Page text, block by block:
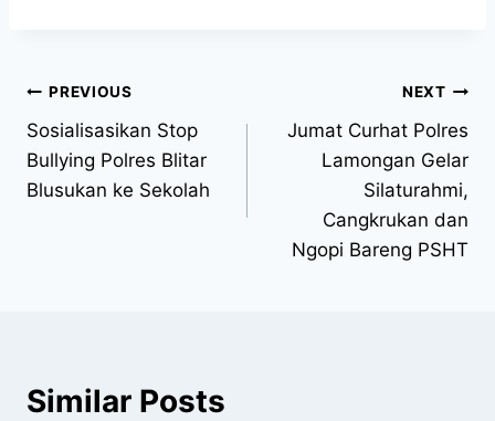
PREVIOUS
Sosialisasikan Stop
Bullying Polres Blitar
Blusukan ke Sekolah
NEXT
Jumat Curhat Polres
Lamongan Gelar
Silaturahmi,
Cangkrukan dan
Ngopi Bareng PSHT
Similar Posts